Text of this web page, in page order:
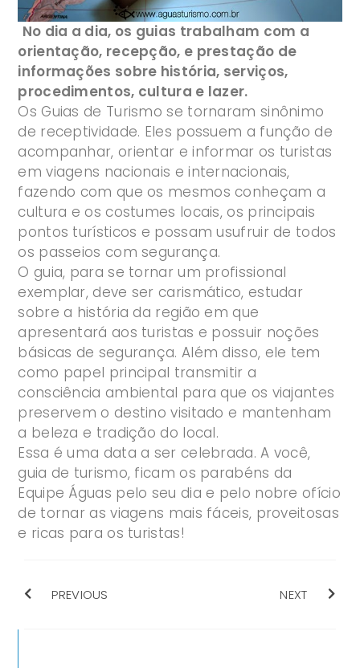
No dia a dia, os guias trabalham com a
orientação, recepção, e prestação de
informações sobre história, serviços,
procedimentos, cultura e lazer.
Os Guias de Turismo se tornaram sinônimo
de receptividade. Eles possuem a função de
acompanhar, orientar e informar os turistas
em viagens nacionais e internacionais,
fazendo com que os mesmos conheçam a
cultura e os costumes locais, os principais
pontos turísticos e possam usufruir de todos
os passeios com segurança.
O guia, para se tornar um profissional
exemplar, deve ser carismático, estudar
sobre a história da região em que
apresentará aos turistas e possuir noções
básicas de segurança. Além disso, ele tem
como papel principal transmitir a
consciência ambiental para que os viajantes
preservem o destino visitado e mantenham
a beleza e tradição do local.
Essa é uma data a ser celebrada. A você,
guia de turismo, ficam os parabéns da
Equipe Águas pelo seu dia e pelo nobre ofício
de tornar as viagens mais fáceis, proveitosas
e ricas para os turistas!
PREVIOUS NEXT